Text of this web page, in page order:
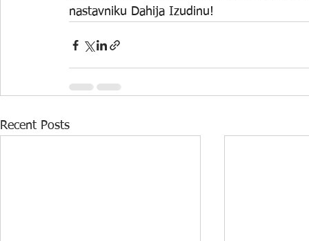
nastavniku Dahija Izudinu!
Recent Posts